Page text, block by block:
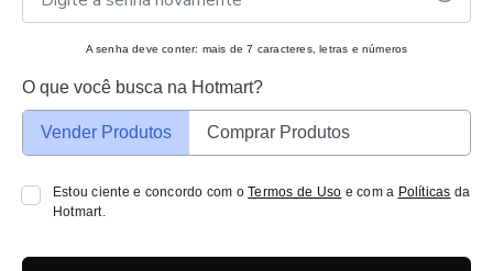
A senha deve conter: mais de 7 caracteres, letras e números
O que você busca na Hotmart?
Vender Produtos Comprar Produtos
Estou ciente e concordo com oTermos de Uso e com a Políticas da
Hotmart.